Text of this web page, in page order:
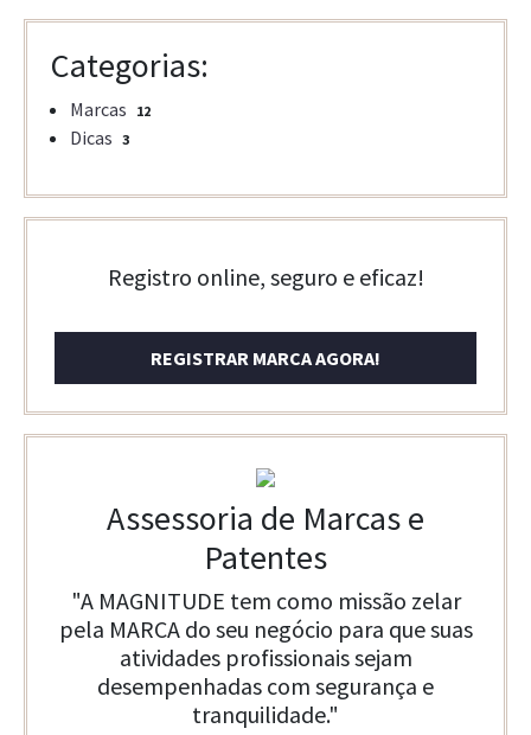
Categorias:
Marcas 12
Dicas 3
Registro online, seguro e eficaz!
REGISTRAR MARCA AGORA!
Assessoria de Marcas e
Patentes
"A MAGNITUDE tem como missão zelar
pela MARCA do seu negócio para que suas
atividades profissionais sejam
desempenhadas com segurança e
tranquilidade."